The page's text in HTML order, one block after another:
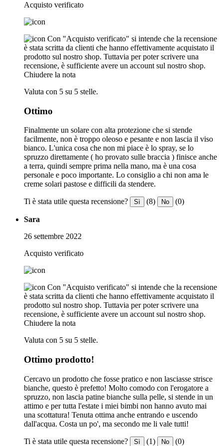
Acquisto verificato
Con "Acquisto verificato" si intende che la recensione
è stata scritta da clienti che hanno effettivamente acquistato il
prodotto sul nostro shop. Tuttavia per poter scrivere una
recensione, è sufficiente avere un account sul nostro shop.
Chiudere la nota
Valuta con 5 su 5 stelle.
Ottimo
Finalmente un solare con alta protezione che si stende
facilmente, non è troppo oleoso e pesante e non lascia il viso
bianco. L'unica cosa che non mi piace è lo spray, se lo
spruzzo direttamente ( ho provato sulle braccia ) finisce anche
a terra, quindi sempre prima nella mano, ma è una cosa
personale e poco importante. Lo consiglio a chi non ama le
creme solari pastose e difficili da stendere.
Ti è stata utile questa recensione? Sì (8) No (0)
Sara
26 settembre 2022
Acquisto verificato
Con "Acquisto verificato" si intende che la recensione
è stata scritta da clienti che hanno effettivamente acquistato il
prodotto sul nostro shop. Tuttavia per poter scrivere una
recensione, è sufficiente avere un account sul nostro shop.
Chiudere la nota
Valuta con 5 su 5 stelle.
Ottimo prodotto!
Cercavo un prodotto che fosse pratico e non lasciasse strisce
bianche, questo è prefetto! Molto comodo con l'erogatore a
spruzzo, non lascia patine bianche sulla pelle, si stende in un
attimo e per tutta l'estate i miei bimbi non hanno avuto mai
una scottatura! Tenuta ottima anche entrando e uscendo
dall'acqua. Costa un po', ma secondo me li vale tutti!
Ti è stata utile questa recensione? Sì (1) No (0)